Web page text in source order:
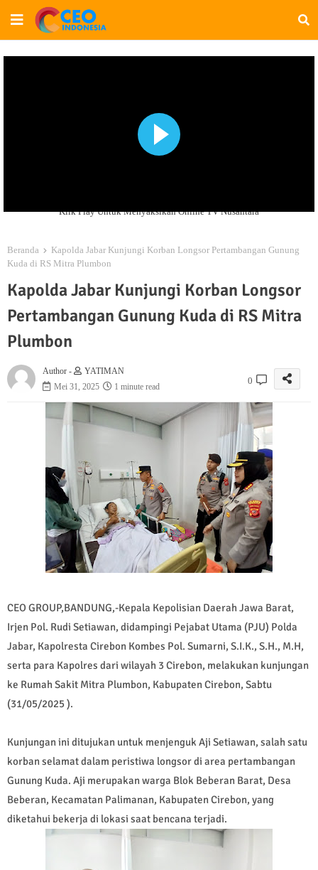
Klik Play Untuk Menyaksikan Online TV Nusantara
Beranda
Kapolda Jabar Kunjungi Korban Longsor Pertambangan Gunung
Kuda di RS Mitra Plumbon
Kapolda Jabar Kunjungi Korban Longsor
Pertambangan Gunung Kuda di RS Mitra
Plumbon
Author -
YATIMAN
Mei 31, 2025
1 minute read
0
CEO GROUP,BANDUNG,-Kepala Kepolisian Daerah Jawa Barat,
Irjen Pol. Rudi Setiawan, didampingi Pejabat Utama (PJU) Polda
Jabar, Kapolresta Cirebon Kombes Pol. Sumarni, S.I.K., S.H., M.H,
serta para Kapolres dari wilayah 3 Cirebon, melakukan kunjungan
ke Rumah Sakit Mitra Plumbon, Kabupaten Cirebon, Sabtu
(31/05/2025 ).
Kunjungan ini ditujukan untuk menjenguk Aji Setiawan, salah satu
korban selamat dalam peristiwa longsor di area pertambangan
Gunung Kuda. Aji merupakan warga Blok Beberan Barat, Desa
Beberan, Kecamatan Palimanan, Kabupaten Cirebon, yang
diketahui bekerja di lokasi saat bencana terjadi.